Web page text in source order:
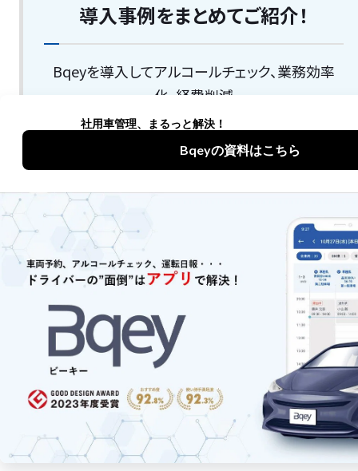
導入事例をまとめてご紹介！
Bqeyを導入してアルコールチェック、業務効率
化、経費削減
などに成功した企業様の事例をご紹介します。
資料をダウンロード
導入事例一覧へ戻る